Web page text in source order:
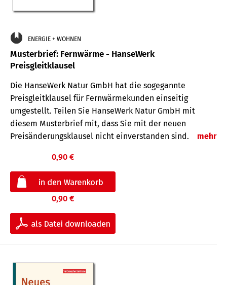
ENERGIE + WOHNEN
Musterbrief: Fernwärme - HanseWerk
Preisgleitklausel
Die HanseWerk Natur GmbH hat die sogegannte
Preisgleitklausel für Fernwärmekunden einseitig
umgestellt. Teilen Sie HanseWerk Natur GmbH mit
diesem Musterbrief mit, dass Sie mit der neuen
Preisänderungsklausel nicht einverstanden sind.
mehr
0,90 €
0,90 €